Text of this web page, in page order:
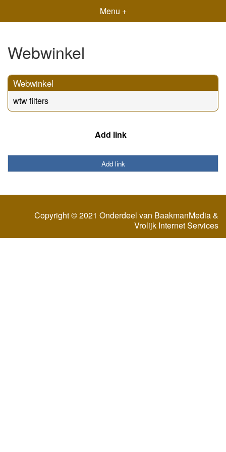
Menu +
Webwinkel
Webwinkel
wtw filters
Add link
Add link
Copyright © 2021 Onderdeel van BaakmanMedia&
Vrolijk Internet Services